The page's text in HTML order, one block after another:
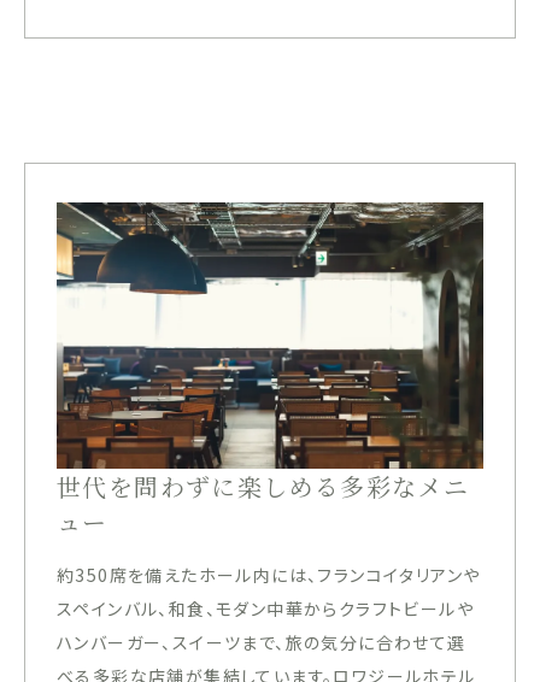
世代を問わずに楽しめる多彩なメニ
ュー
約350席を備えたホール内には、フランコイタリアンや
スペインバル、和食、モダン中華からクラフトビールや
ハンバーガー、スイーツまで、旅の気分に合わせて選
べる多彩な店舗が集結しています。ロワジールホテル